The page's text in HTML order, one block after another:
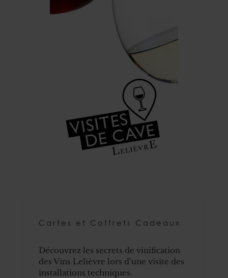
Cartes et Coffrets Cadeaux
Découvrez les secrets de vinification
des Vins Lelièvre lors d’une visite des
installations techniques.